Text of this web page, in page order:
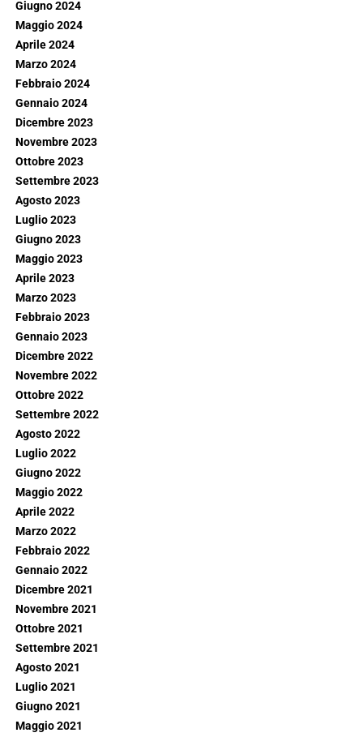
Giugno 2024
Maggio 2024
Aprile 2024
Marzo 2024
Febbraio 2024
Gennaio 2024
Dicembre 2023
Novembre 2023
Ottobre 2023
Settembre 2023
Agosto 2023
Luglio 2023
Giugno 2023
Maggio 2023
Aprile 2023
Marzo 2023
Febbraio 2023
Gennaio 2023
Dicembre 2022
Novembre 2022
Ottobre 2022
Settembre 2022
Agosto 2022
Luglio 2022
Giugno 2022
Maggio 2022
Aprile 2022
Marzo 2022
Febbraio 2022
Gennaio 2022
Dicembre 2021
Novembre 2021
Ottobre 2021
Settembre 2021
Agosto 2021
Luglio 2021
Giugno 2021
Maggio 2021